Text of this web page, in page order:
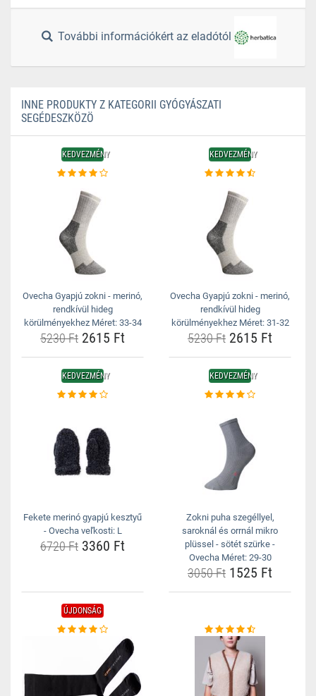
További információkért az eladótól
INNE PRODUKTY Z KATEGORII GYÓGYÁSZATI
SEGÉDESZKÖZÖ
KEDVEZMÉNY
Ovecha Gyapjú zokni - merinó,
rendkívül hideg
körülményekhez Méret: 33-34
5230 Ft 2615 Ft
KEDVEZMÉNY
Ovecha Gyapjú zokni - merinó,
rendkívül hideg
körülményekhez Méret: 31-32
5230 Ft 2615 Ft
KEDVEZMÉNY
Fekete merinó gyapjú kesztyű
- Ovecha veľkosti: L
6720 Ft 3360 Ft
KEDVEZMÉNY
Zokni puha szegéllyel,
saroknál és orrnál mikro
plüssel - sötét szürke -
Ovecha Méret: 29-30
3050 Ft 1525 Ft
ÚJDONSÁG